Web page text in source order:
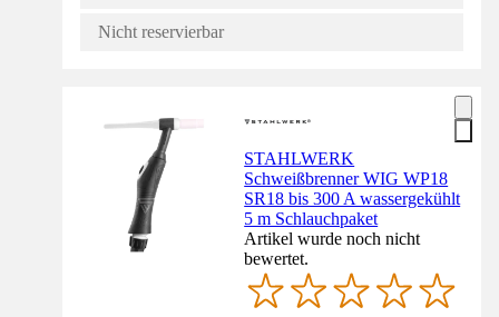
Nicht reservierbar
STAHLWERK
Schweißbrenner WIG WP18
SR18 bis 300 A wassergekühlt
5 m Schlauchpaket
Artikel wurde noch nicht
bewertet.